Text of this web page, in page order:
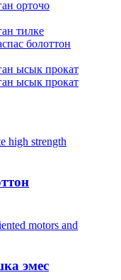
орточо
тилке
болоттон
ысык прокат
ысык прокат
эмес